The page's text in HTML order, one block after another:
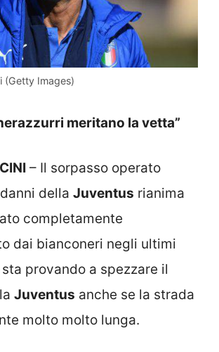
(Getty Images)
meritano la vetta”
– Il sorpasso operato
della Juventus rianima
completamente
dai bianconeri negli ultimi
sta provando a spezzare il
Juventus anche se la strada
molto molto lunga.